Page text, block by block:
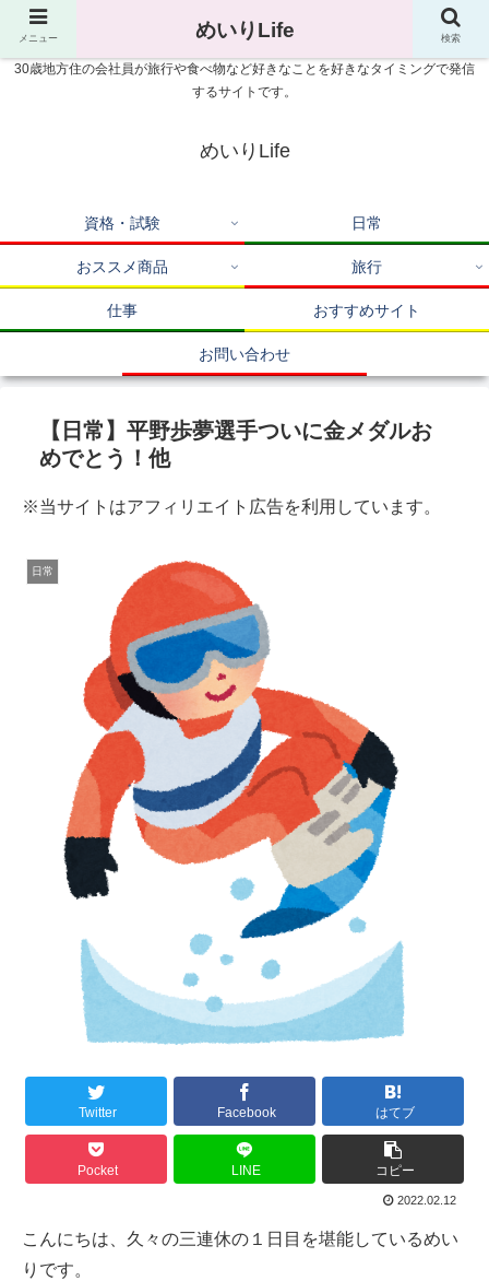
30歳地方住の会社員が旅行や食べ物など好きなことを好きなタイミングで発信
するサイトです。
めいりLife
資格・試験 日常
おススメ商品 旅行
仕事 おすすめサイト
お問い合わせ
【日常】平野歩夢選手ついに金メダルお
めでとう！他
※当サイトはアフィリエイト広告を利用しています。
日常
Twitter Facebook はてブ
Pocket LINE コピー
2022.02.12
こんにちは、久々の三連休の１日目を堪能しているめい
りです。
メニュー めいりLife 検索